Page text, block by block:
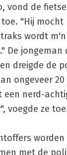
vond de
"Hij mocht
wordt
De
dreigde de
ongeveer
een nerd-
voegde ze
worden
met de